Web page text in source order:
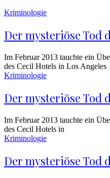
Kriminologie
Der mysteriöse Tod
Im Februar 2013 tauchte ein
des Cecil Hotels in Los Angeles
Kriminologie
Der mysteriöse Tod
Im Februar 2013 tauchte ein
des Cecil Hotels in
Kriminologie
Der mysteriöse Tod